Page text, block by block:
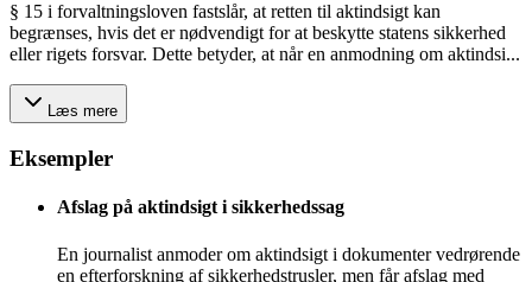
§ 15 i forvaltningsloven fastslår, at retten til aktindsigt kan
begrænses, hvis det er nødvendigt for at beskytte statens sikkerhed
eller rigets forsvar. Dette betyder, at når en anmodning om aktindsi...
Læs mere
Eksempler
Afslag på aktindsigt i sikkerhedssag
En journalist anmoder om aktindsigt i dokumenter vedrørende
en efterforskning af sikkerhedstrusler, men får afslag med